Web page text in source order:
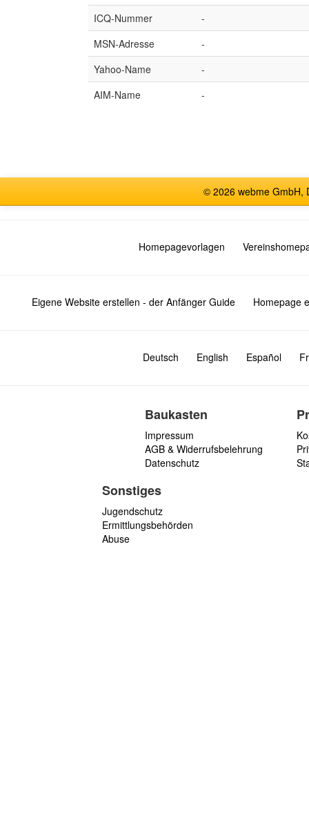
ICQ-Nummer
-
MSN-Adresse
-
Yahoo-Name
-
AIM-Name
-
© 2026 webme GmbH,
Homepagevorlagen
Eigene Website erstellen - der Anfänger Guide Homepage
Deutsch English Español
Baukasten
Impressum
AGB & Widerrufsbelehrung
Datenschutz
Sonstiges
Jugendschutz
Ermittlungsbehörden
Abuse